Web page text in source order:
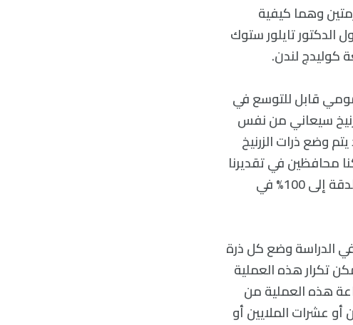
وهما كيفية
الدكتور تايلور ستوك
كوليدج لندن.
قابل للتوسع في
سيعاني من نفس
وضع ذرات الزرنيخ
محافظين في تقديرنا
بإمكانية وضع الذرات بدقة 97%، ولكننا واثقون من أنه يمكن زيادة هذه الدقة إلى 100% في
الدراسة وضع كل ذرة
تكرار هذه العملية
هذه العملية من
عشرات الملايين أو